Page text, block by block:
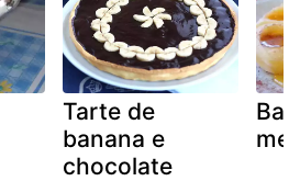
Tarte de
banana e
chocolate
mel